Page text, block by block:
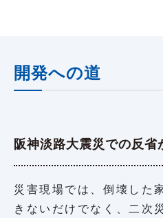
開発への道
阪神淡路大震災での反省
災害現場では、倒壊した
きないだけでなく、二次